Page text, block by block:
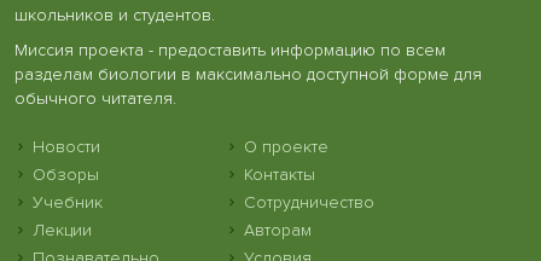
школьников и студентов.
Миссия проекта - предоставить информацию по всем
разделам биологии в максимально доступной форме для
обычного читателя.
Новости
Обзоры
Учебник
Лекции
О проекте
Контакты
Сотрудничество
Авторам